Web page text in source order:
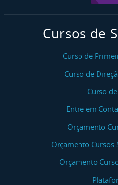
Cursos de
Curso de
Curso de
Curso
Entre em
Orçamento
Orçamento Cursos
Orçamento